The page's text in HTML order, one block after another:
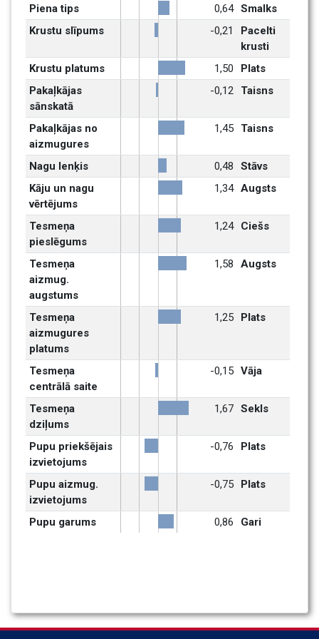
Piena tips 0,64 Smalks
Krustu slīpums
-0,21
Pacelti
krusti
Krustu platums
1,50
Plats
Pakaļkājas
sānskatā
-0,12 Taisns
Pakaļkājas no
aizmugures
1,45 Taisns
Nagu lenķis 0,48
Stāvs
Kāju un nagu
vērtējums
1,34 Augsts
Tesmeņa
pieslēgums
1,24 Ciešs
Tesmeņa
aizmug.
augstums
1,58 Augsts
Tesmeņa
aizmugures
platums
1,25 Plats
Tesmeņa
centrālā saite
-0,15 Vāja
Tesmeņa
dziļums
1,67 Sekls
Pupu priekšējais
izvietojums
-0,76 Plats
Pupu aizmug.
izvietojums
-0,75 Plats
Pupu garums 0,86 Gari